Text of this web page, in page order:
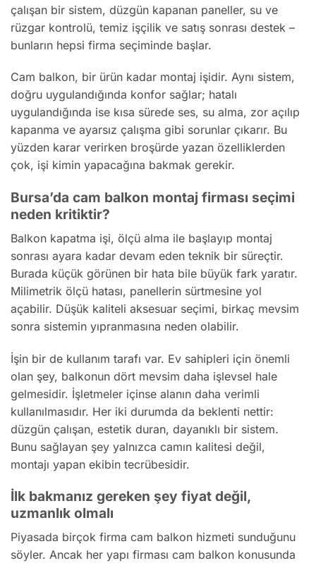
çalışan bir sistem, düzgün kapanan paneller, su ve
rüzgar kontrolü, temiz işçilik ve satış sonrası destek –
bunların hepsi firma seçiminde başlar.
Cam balkon, bir ürün kadar montaj işidir. Aynı sistem,
doğru uygulandığında konfor sağlar; hatalı
uygulandığında ise kısa sürede ses, su alma, zor açılıp
kapanma ve ayarsız çalışma gibi sorunlar çıkarır. Bu
yüzden karar verirken broşürde yazan özelliklerden
çok, işi kimin yapacağına bakmak gerekir.
Bursa’da cam balkon montaj firması seçimi
neden kritiktir?
Balkon kapatma işi, ölçü alma ile başlayıp montaj
sonrası ayara kadar devam eden teknik bir süreçtir.
Burada küçük görünen bir hata bile büyük fark yaratır.
Milimetrik ölçü hatası, panellerin sürtmesine yol
açabilir. Düşük kaliteli aksesuar seçimi, birkaç mevsim
sonra sistemin yıpranmasına neden olabilir.
İşin bir de kullanım tarafı var. Ev sahipleri için önemli
olan şey, balkonun dört mevsim daha işlevsel hale
gelmesidir. İşletmeler içinse alanın daha verimli
kullanılmasıdır. Her iki durumda da beklenti nettir:
düzgün çalışan, estetik duran, dayanıklı bir sistem.
Bunu sağlayan şey yalnızca camın kalitesi değil,
montajı yapan ekibin tecrübesidir.
İlk bakmanız gereken şey fiyat değil,
uzmanlık olmalı
Piyasada birçok firma cam balkon hizmeti sunduğunu
söyler. Ancak her yapı firması cam balkon konusunda